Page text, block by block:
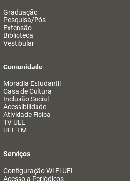
Graduação
Pesquisa/Pós
Extensão
Biblioteca
Vestibular
Comunidade
Moradia Estudantil
Casa de Cultura
Inclusão Social
Acessibilidade
Atividade Física
TV UEL
UEL FM
Serviços
Configuração Wi-Fi UEL
Acesso a Periódicos